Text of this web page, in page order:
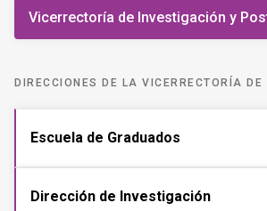
Vicerrectoría de Investigación y
DIRECCIONES DE LA VICERRECTORÍA DE
Escuela de Graduados
Dirección de Investigación